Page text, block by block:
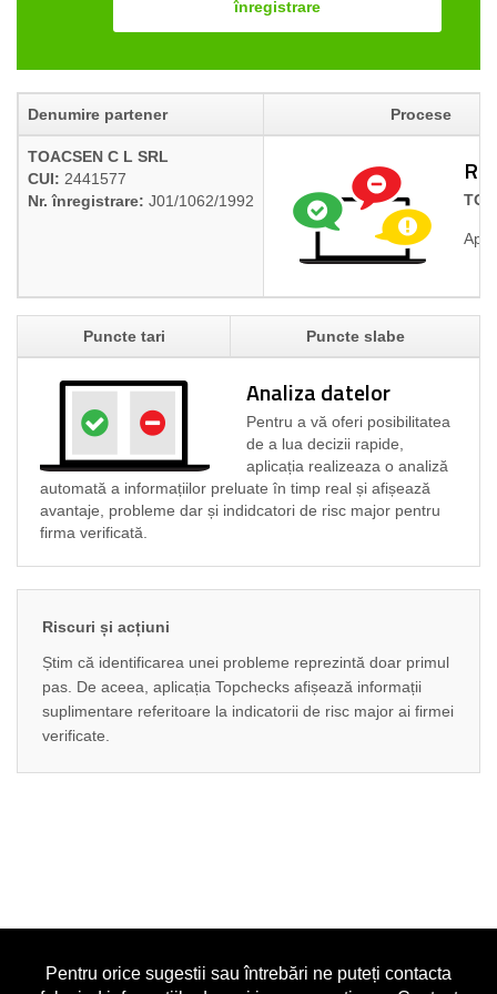
înregistrare
Denumire partener Procese
TOACSEN C L SRL
CUI: 2441577
Nr. înregistrare: J01/1062/1992
Puncte tari Puncte slabe
Analiza datelor
Pentru a vă oferi posibilitatea
de a lua decizii rapide,
aplicația realizeaza o analiză
automată a informațiilor preluate în timp real și afișează
avantaje, probleme dar și indidcatori de risc major pentru
firma verificată.
Riscuri și acțiuni
Știm că identificarea unei probleme reprezintă doar primul
pas. De aceea, aplicația Topchecks afișează informații
suplimentare referitoare la indicatorii de risc major ai firmei
verificate.
Pentru orice sugestii sau întrebări ne puteți contacta